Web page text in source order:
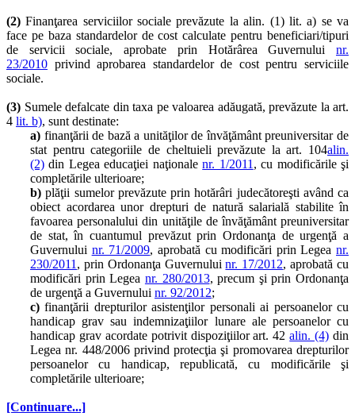
(2) Finanţarea serviciilor sociale prevăzute la alin. (1) lit. a) se va
face pe baza standardelor de cost calculate pentru beneficiari/tipuri
de servicii sociale, aprobate prin Hotărârea Guvernului nr.
23/2010 privind aprobarea standardelor de cost pentru serviciile
sociale.
(3) Sumele defalcate din taxa pe valoarea adăugată, prevăzute la art.
4 lit. b), sunt destinate:
a) finanţării de bază a unităţilor de învăţământ preuniversitar de
stat pentru categoriile de cheltuieli prevăzute la art. 104alin.
(2) din Legea educaţiei naţionalenr. 1/2011 , cu modificările şi
completările ulterioare;
b) plăţii sumelor prevăzute prin hotărâri judecătoreşti având ca
obiect acordarea unor drepturi de natură salarială stabilite în
favoarea personalului din unităţile de învăţământ preuniversitar
de stat, în cuantumul prevăzut prin Ordonanţa de urgenţă a
Guvernului nr. 71/2009, aprobată cu modificări prin Legea nr.
230/2011 , prin Ordonanţa Guvernuluinr. 17/2012, aprobată cu
modificări prin Legea nr. 280/2013, precum şi prin Ordonanţa
de urgenţă a Guvernului nr. 92/2012;
c) finanţării drepturilor asistenţilor personali ai persoanelor cu
handicap grav sau indemnizaţiilor lunare ale persoanelor cu
handicap grav acordate potrivit dispoziţiilor art. 42alin. (4) din
Legea nr. 448/2006 privind protecţia şi promovarea drepturilor
persoanelor cu handicap, republicată, cu modificările şi
completările ulterioare;
[Continuare...]